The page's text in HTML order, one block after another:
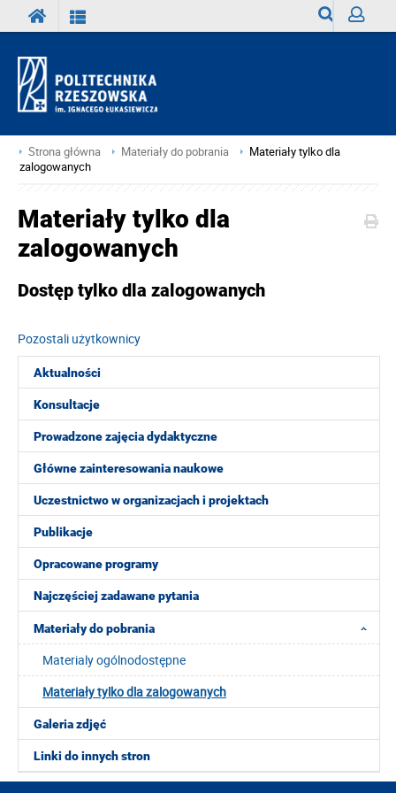
Strona główna Materiały do pobrania
Materiały tylko dla
zalogowanych
Aktualności
Konsultacje
Prowadzone zajęcia dydaktyczne
Główne zainteresowania naukowe
Uczestnictwo w organizacjach i projektach
Publikacje
Opracowane programy
Najczęściej zadawane pytania
Materiały do pobrania
Materialy ogólnodostępne
Materiały tylko dla zalogowanych
Galeria zdjęć
Linki do innych stron
Materiały tylko dla
zalogowanych
Dostęp tylko dla zalogowanych
Pozostali użytkownicy